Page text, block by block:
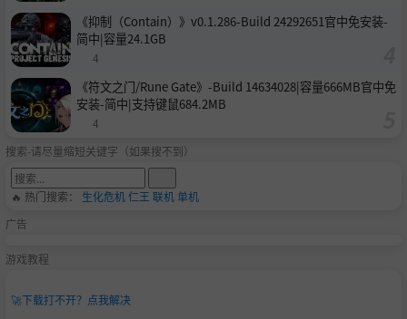
《抑制（Contain）》v0.1.286-Build 24292651官中免安装-
简中|容量24.1GB
4
《符文之门/Rune Gate》-Build 14634028|容量666MB官中免
安装-简中|支持键鼠684.2MB
4
搜索-请尽量缩短关键字（如果搜不到）
🔥 热门搜索： 生化危机仁王 联机单机
广告
游戏教程
🚀下载打不开？点我解决